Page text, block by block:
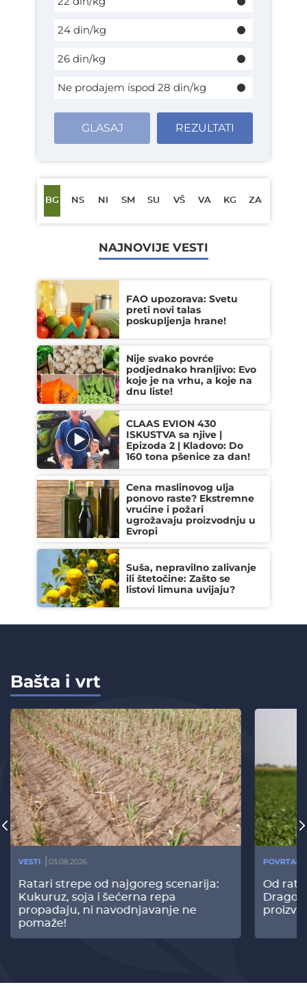
24 din/kg
26 din/kg
Ne prodajem ispod 28 din/kg
GLASAJ REZULTATI
BG NS NI SM SU VŠ VA KG ZA
NAJNOVIJE VESTI
FAO upozorava: Svetu
preti novi talas
poskupljenja hrane!
Nije svako povrće
podjednako hranljivo: Evo
koje je na vrhu, a koje na
dnu liste!
CLAAS EVION 430
ISKUSTVA sa njive |
Epizoda 2 | Kladovo: Do
160 tona pšenice za dan!
Cena maslinovog ulja
ponovo raste? Ekstremne
vrućine i požari
ugrožavaju proizvodnju u
Evropi
Suša, nepravilno zalivanje
ili štetočine: Zašto se
listovi limuna uvijaju?
Bašta i vrt
VESTI 03.08.2026
Ratari strepe od najgoreg scenarija:
Kukuruz, soja i šećerna repa
propadaju, ni navodnjavanje ne
pomaže!
Od